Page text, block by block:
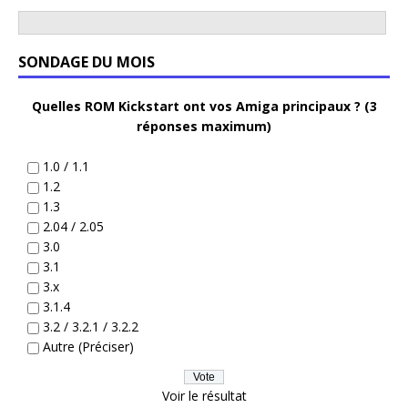
SONDAGE DU MOIS
Quelles ROM Kickstart ont vos Amiga principaux ? (3
réponses maximum)
1.0 / 1.1
1.2
1.3
2.04 / 2.05
3.0
3.1
3.x
3.1.4
3.2 / 3.2.1 / 3.2.2
Autre (Préciser)
Voir le résultat